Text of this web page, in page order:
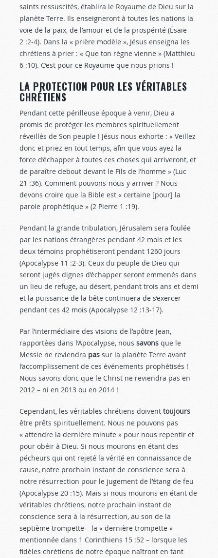
saints ressuscités, établira le Royaume de Dieu sur la
planète Terre. Ils enseigneront à toutes les nations la
voie de la paix, de l’amour et de la prospérité (Ésaïe
2 :2-4). Dans la « prière modèle », Jésus enseigna les
chrétiens à prier : « Que ton règne vienne » (Matthieu
6 :10). C’est pour ce Royaume que nous prions !
LA PROTECTION POUR LES VÉRITABLES
CHRÉTIENS
Pendant cette périlleuse époque à venir, Dieu a
promis de protéger les membres spirituellement
réveillés de Son peuple ! Jésus nous exhorte : « Veillez
donc et priez en tout temps, afin que vous ayez la
force d’échapper à toutes ces choses qui arriveront, et
de paraître debout devant le Fils de l’homme » (Luc
21 :36). Comment pouvons-nous y arriver ? Nous
devons croire que la Bible est « certaine [pour] la
parole prophétique » (2 Pierre 1 :19).
Pendant la grande tribulation, Jérusalem sera foulée
par les nations étrangères pendant 42 mois et les
deux témoins prophétiseront pendant 1260 jours
(Apocalypse 11 :2-3). Ceux du peuple de Dieu qui
seront jugés dignes d’échapper seront emmenés dans
un lieu de refuge, au désert, pendant trois ans et demi
et la puissance de la bête continuera de s’exercer
pendant ces 42 mois (Apocalypse 12 :13-17).
Par l’intermédiaire des visions de l’apôtre Jean,
rapportées dans l’Apocalypse, nous savons que le
Messie ne reviendra pas sur la planète Terre avant
l’accomplissement de ces événements prophétisés !
Nous savons donc que le Christ ne reviendra pas en
2012 – ni en 2013 ou en 2014 !
Cependant, les véritables chrétiens doivent toujours
être prêts spirituellement. Nous ne pouvons pas
« attendre la dernière minute » pour nous repentir et
pour obéir à Dieu. Si nous mourons en étant des
pécheurs qui ont rejeté la vérité en connaissance de
cause, notre prochain instant de conscience sera à
notre résurrection pour le jugement de l’étang de feu
(Apocalypse 20 :15). Mais si nous mourons en étant de
véritables chrétiens, notre prochain instant de
conscience sera à la résurrection, au son de la
septième trompette – la « dernière trompette »
mentionnée dans 1 Corinthiens 15 :52 – lorsque les
fidèles chrétiens de notre époque naîtront en tant